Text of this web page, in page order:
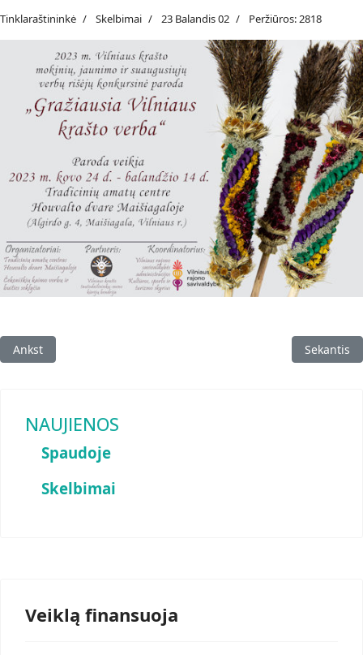
Tinklaraštininkė Skelbimai 23 Balandis 02 Peržiūros: 2818
Ankstesnis straipsnis: Belaukiant šv. Velykų
Ankst Kitas
Sekantis
NAUJIENOS
Spaudoje
Skelbimai
Veiklą finansuoja